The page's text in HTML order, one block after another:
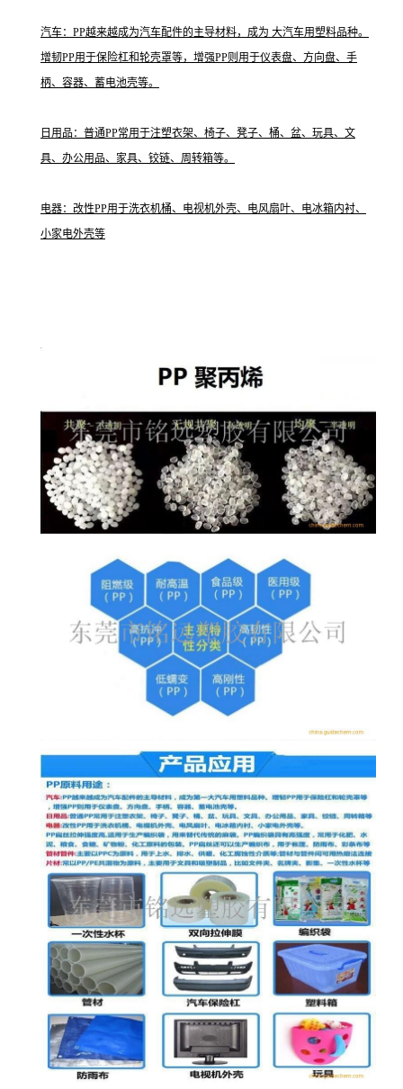
汽车：PP越来越成为汽车配件的主导材料，成为 大汽车用塑料品种。
增韧PP用于保险杠和轮壳罩等，增强PP则用于仪表盘、方向盘、手
柄、容器、蓄电池壳等。
日用品：普通PP常用于注塑衣架、椅子、凳子、桶、盆、玩具、文
具、办公用品、家具、铰链、周转箱等。
电器：改性PP用于洗衣机桶、电视机外壳、电风扇叶、电冰箱内衬、
小家电外壳等